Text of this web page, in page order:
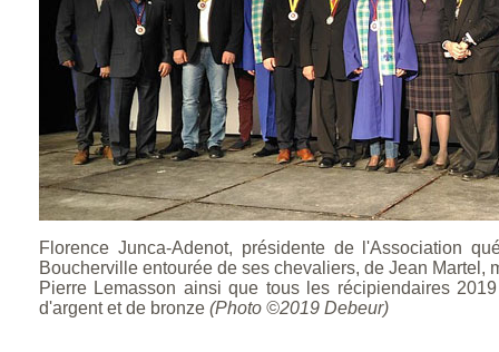
Florence Junca-Adenot, présidente de l'Association
Boucherville entourée de ses chevaliers, de Jean Martel,
Pierre Lemasson ainsi que tous les récipiendaires
d'argent et de bronze (Photo ©2019 Debeur)